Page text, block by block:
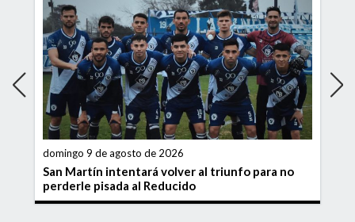
domingo 9 de agosto de 2026
San Martín intentará volver al triunfo para no
perderle pisada al Reducido